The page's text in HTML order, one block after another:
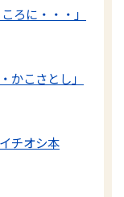
ろに・・・」
かこさとし」
チオシ本